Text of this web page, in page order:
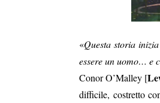
«Questa storia
essere un uomo… e
Conor O’Malley [
difficile, costretto